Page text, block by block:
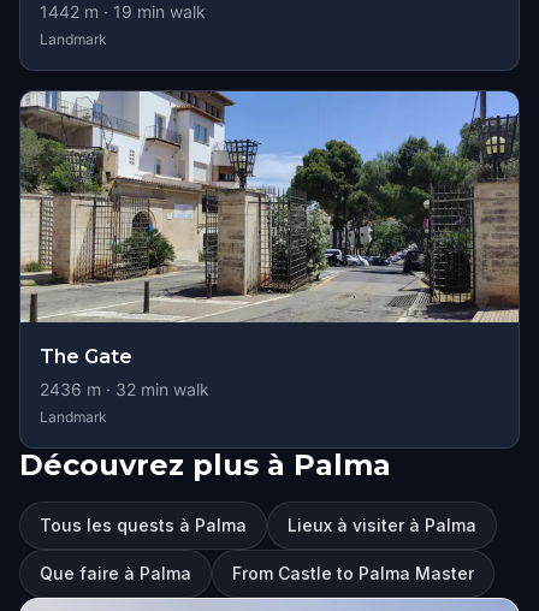
1442 m · 19 min walk
Landmark
The Gate
2436 m · 32 min walk
Landmark
Découvrez plus à Palma
Tous les quests à Palma Lieux à visiter à Palma
Que faire à Palma From Castle to Palma Master